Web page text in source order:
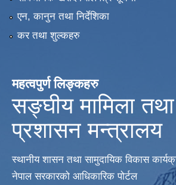
एन, कानुन तथा निर्देशिका
कर तथा शुल्कहरु
महत्वपुर्ण लिङ्कहरु
सङ्घीय मामिला तथा
प्रशासन मन्त्रालय
स्थानीय शासन तथा सामुदायिक विकास
नेपाल सरकारको आधिकारिक पोर्टल